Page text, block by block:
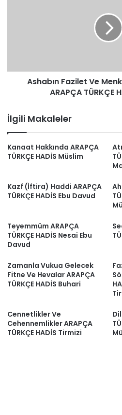
Tirmizi
Ashabın Fazilet Ve
ARAPÇA TÜRKÇE
İlgili Makaleler
Kanaat Hakkında ARAPÇA
TÜRKÇE HADİS Müslim
Kazf (İftira) Haddi ARAPÇA
TÜRKÇE HADİS Ebu Davud
Teyemmüm ARAPÇA
TÜRKÇE HADİS Nesai Ebu
Davud
Zamanla Vukua Gelecek
Fitne Ve Hevalar ARAPÇA
TÜRKÇE HADİS Buhari
Cennetlikler Ve
Cehennemlikler ARAPÇA
TÜRKÇE HADİS Tirmizi